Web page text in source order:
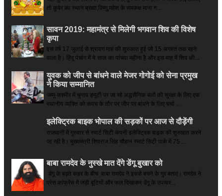
तो कुबेर का स्थान ब्रह्मा,विष्णु,महेश के समकक्ष माना ग...
सावन 2019: महामंत्र से मिलेगी भगवान शिव की विशेष
कृपा
इस वर्ष 17 जुलाई से श्रावण माह की शुरुआत हुई जो 15 अगस्त तक रहने
वाला है। हिंदू पंचांग में ये साल का पांचवा महीना है और इस माह में शिव की...
युवक को जीप से बांधने वाले मेजर गोगोई को सेना प्रमुख
ने किया सम्‍मानित
जम्मू-कश्मीर में चुनाव ड्यूटी पर जा रहे अद्धसैनिक बलों की सुरक्षा के लिए एक
स्थानीय व्यक्ति को कवच के तौर पर जीप पर बांधने के लिए चर्चा ...
इलेक्ट्रिक बाइक भोपाल की सड़कों पर आज से दौड़ेंगी
राजधानी में गुरुवार से स्मार्ट सिटी कंपनी इलेक्ट्रिक बाइक की शुरुआत करने
जा रही है। मुख्यमंत्री शिवराज सिंह चौहान स्मार्ट सिटी पार्क में 75 ...
बाबा रामदेव के नुस्खे मात देंगे डेंगू बुखार को
डेंगू के बढ़ते कहर के बीच बाबा रामदेव ने इससे बचने के गुर बताए। रामदेव ने
प्रेस कांफ्रेंस में जड़ी बूटियों और फल दिखाकर डेंगू के उपचार...